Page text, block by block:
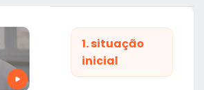
1. situação
inicial